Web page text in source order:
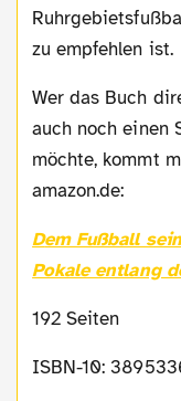
zu empfehlen ist.
Wer das Buch direkt bestellen und schwatzgelb.de
auch noch einen
möchte, kommt
amazon.de:
Dem Fußball sein Zuhause - Pöhlen, Pils und
Pokale entlang
192 Seiten
ISBN-10: